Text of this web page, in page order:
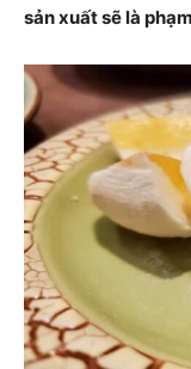
sản xuất sẽ là